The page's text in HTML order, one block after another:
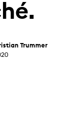
Trummer